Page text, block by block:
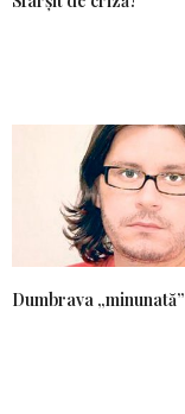
Dumbrava „minunată”